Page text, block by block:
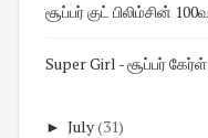
சூப்பர் குட் பிலிம்சின்
Super Girl - சூப்பர்
► July(31)